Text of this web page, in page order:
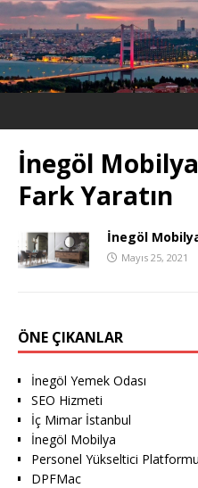
İnegöl
Fark Yaratın
İnegöl
Mayıs 25, 2021
ÖNE ÇIKANLAR
İnegöl Yemek Odası
SEO Hizmeti
İç Mimar İstanbul
İnegöl Mobilya
Personel Yükseltici Platformu
DPFMac